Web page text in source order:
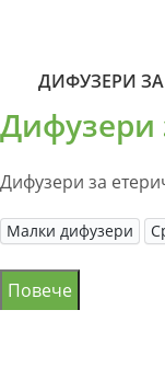
ДИФУЗЕРИ
Дифузери
Дифузери за
Малки дифузери
Повече